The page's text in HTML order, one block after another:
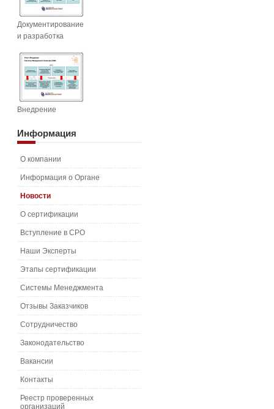
Документирование
и разработка
Внедрение
Информация
О компании
Информация о Органе
Новости
О сертификации
Вступление в СРО
Наши Эксперты
Этапы сертификации
Системы Менеджмента
Отзывы Заказчиков
Сотрудничество
Законодательство
Вакансии
Контакты
Реестр проверенных
организаций